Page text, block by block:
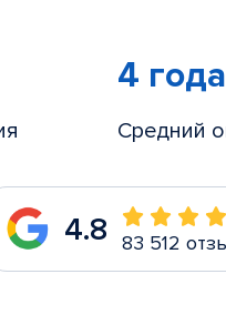
4 года
Средний
4.8 83 512